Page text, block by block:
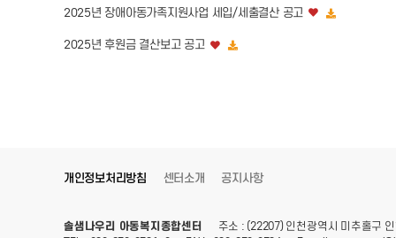
2025년 장애아동가족지원사업 세입/세출결산 공고
2025년 후원금 결산보고 공고
개인정보처리방침 센터소개 공지사항
솔샘나우리 아동복지종합센터
주소 : (22207) 인천광역시 미추홀구